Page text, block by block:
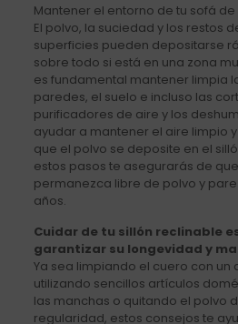
Mantener el entorno de tu sofá
El polvo, la suciedad y los restos
superficies pueden depositarse
sobre todo si está en una zona
es fundamental mantener limpia
paredes, el suelo e incluso las
purificadores de aire y los
ayudar a mantener el aire limpio
que el polvo se deposite en el
estos pasos te asegurarás de
permanezca libre de polvo y
años.
Cuidar de tu sillón reclinable
garantizar su longevidad y
Ya sea limpiando el cuero con un
utilizando sencillos artículos
las manchas o quitando el polvo
regularidad, estos consejos te